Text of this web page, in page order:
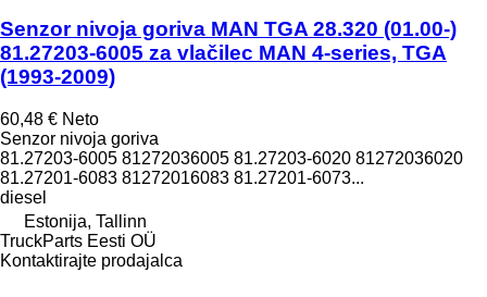
Senzor nivoja goriva MAN TGA 28.320 (01.00-)
81.27203-6005 za vlačilec MAN 4-series, TGA
(1993-2009)
60,48 € Neto
Senzor nivoja goriva
81.27203-6005 81272036005 81.27203-6020 81272036020
81.27201-6083 81272016083 81.27201-6073...
diesel
Estonija, Tallinn
TruckParts Eesti OÜ
Kontaktirajte prodajalca